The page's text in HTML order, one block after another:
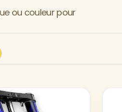
ou couleur pour